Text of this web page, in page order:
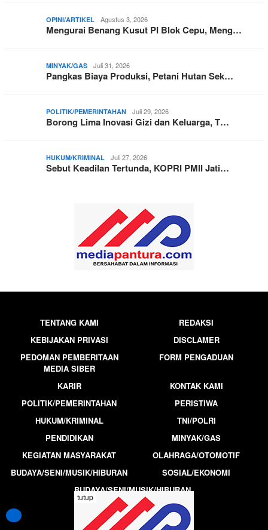
OPINI/ARTIKEL Agustus 3, 2026
Mengurai Benang Kusut PI Blok Cepu, Meng…
MINYAK/GAS Juli 31, 2026
Pangkas Biaya Produksi, Petani Hutan Sek…
POLITIK/PEMERINTAHAN Juli 29, 2026
Borong Lima Inovasi Gizi dan Keluarga, T…
HUKUM/KRIMINAL Juli 27, 2026
Sebut Keadilan Tertunda, KOPRI PMII Jati…
TENTANG KAMI
REDAKSI
KEBIJAKAN PRIVASI
DISCLAMER
PEDOMAN PEMBERITAAN
MEDIA SIBER
FORM PENGADUAN
KARIR
KONTAK KAMI
POLITIK/PEMERINTAHAN
PERISTIWA
HUKUM/KRIMINAL
TNI/POLRI
PENDIDIKAN
MINYAK/GAS
KEGIATAN MASYARAKAT
OLAHRAGA/OTOMOTIF
BUDAYA/SENI/MUSIK/HIBURAN
SOSIAL/EKONOMI
BUDAYA/SENI/MUSIK/HIBURAN
tutup